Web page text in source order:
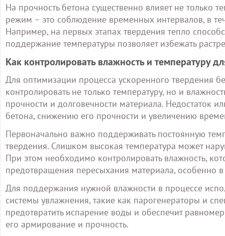
На прочность бетона существенно влияет не только
режим – это соблюдение временных интервалов, в
Например, на первых этапах твердения тепло
поддержание температуры позволяет избежать
Как контролировать влажность и температуру
Для оптимизации процесса ускоренного твердения
контролировать не только температуру, но и
прочности и долговечности материала. Недостаток
бетона, снижению его прочности и увеличению
Первоначально важно поддерживать постоянную
твердения. Слишком высокая температура может
При этом необходимо контролировать влажность,
предотвращения пересыхания материала, особенно
Для поддержания нужной влажности в процессе
системы увлажнения, такие как парогенераторы и
предотвратить испарение воды и обеспечит
его армирование и прочность.